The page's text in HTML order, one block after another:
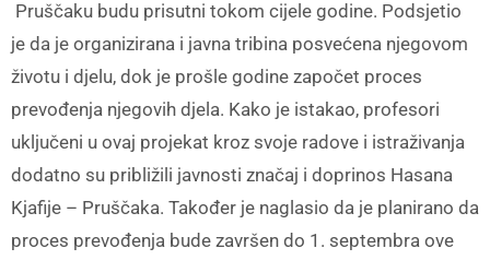
Pruščaku budu prisutni tokom cijele godine. Podsjetio
je da je organizirana i javna tribina posvećena njegovom
životu i djelu, dok je prošle godine započet proces
prevođenja njegovih djela. Kako je istakao, profesori
uključeni u ovaj projekat kroz svoje radove i istraživanja
dodatno su približili javnosti značaj i doprinos Hasana
Kjafije – Pruščaka. Također je naglasio da je planirano da
proces prevođenja bude završen do 1. septembra ove